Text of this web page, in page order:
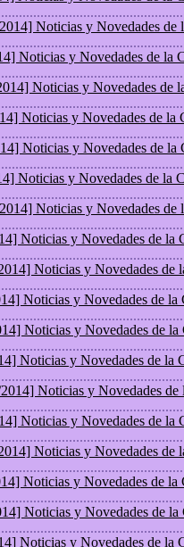
Noticias y Novedades de
Noticias y Novedades de la
Noticias y Novedades de
Noticias y Novedades de la
Noticias y Novedades de la
Noticias y Novedades de la
Noticias y Novedades de
Noticias y Novedades de la
Noticias y Novedades de
Noticias y Novedades de la
Noticias y Novedades de la
Noticias y Novedades de la
Noticias y Novedades de
Noticias y Novedades de la
Noticias y Novedades de
Noticias y Novedades de la
Noticias y Novedades de la
Noticias y Novedades de la